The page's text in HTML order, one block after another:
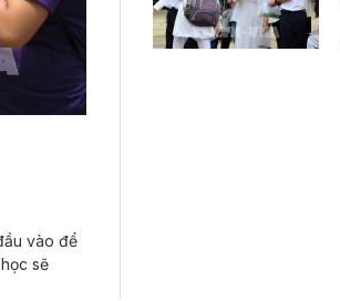
vào để
sẽ